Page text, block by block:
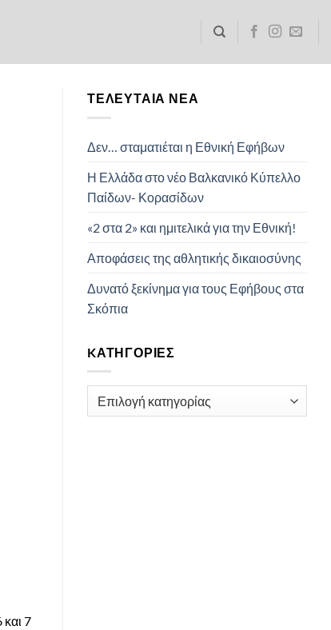
και 7
ΤΕΛΕΥΤΑΊΑ ΝΈΑ
Δεν… σταματιέται η Εθνική Εφήβων
Η Ελλάδα στο νέο Βαλκανικό Κύπελλο
Παίδων- Κορασίδων
«2 στα 2» και ημιτελικά για την Εθνική!
Αποφάσεις της αθλητικής δικαιοσύνης
Δυνατό ξεκίνημα για τους Εφήβους στα
Σκόπια
KΑΤΗΓΟΡΊΕΣ
Kατηγορίες